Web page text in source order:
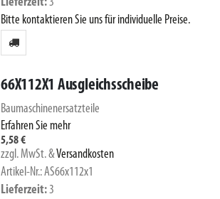
Bitte kontaktieren Sie uns für individuelle Preise.
66X112X1 Ausgleichsscheibe
Baumaschinenersatzteile
Erfahren Sie mehr
5,58 €
zzgl. MwSt.&Versandkosten
Artikel-Nr.: AS66x112x1
Lieferzeit 3